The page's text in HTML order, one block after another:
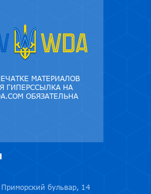
МАТЕРИАЛОВ
ГИПЕРССЫЛКА НА
ОБЯЗАТЕЛЬНА
Приморский бульвар, 14